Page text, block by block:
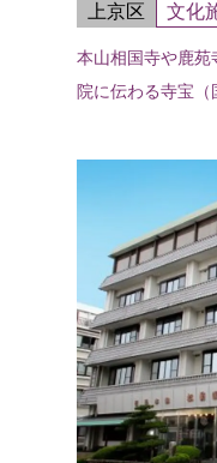
上京区 文化
本山相国寺や鹿苑
院に伝わる寺宝（